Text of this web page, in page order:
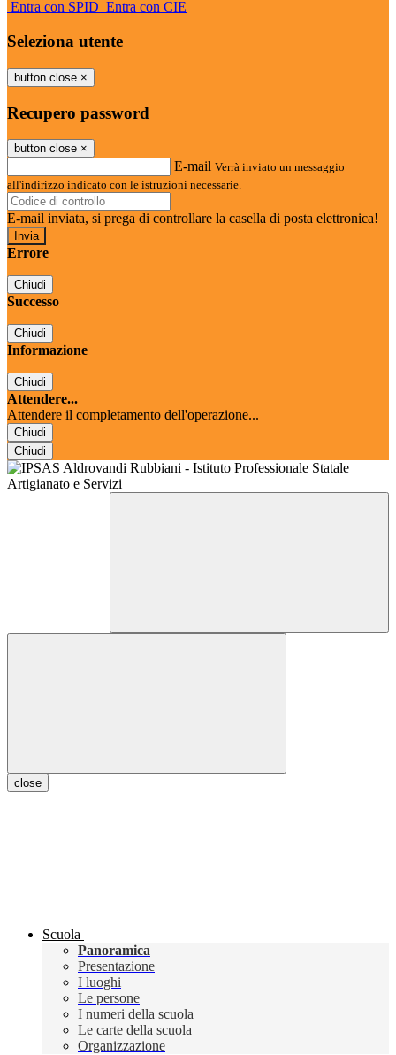
Entra con SPID Entra con CIE
Seleziona utente
button close ×
Recupero password
button close ×
E-mail Verrà inviato un messaggio
all'indirizzo indicato con le istruzioni necessarie.
E-mail inviata, si prega di controllare la casella di posta elettronica!
Errore
Chiudi
Successo
Chiudi
Informazione
Chiudi
Attendere...
Attendere il completamento dell'operazione...
Chiudi
Chiudi
close
Scuola
Panoramica
Presentazione
I luoghi
Le persone
I numeri della scuola
Le carte della scuola
Organizzazione